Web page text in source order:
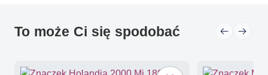
To może Ci się spodobać